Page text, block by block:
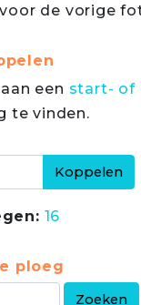
de vorige
een start- of
te vinden.
16
ploeg